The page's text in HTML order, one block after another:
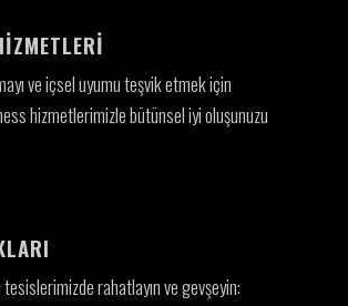
ve içsel uyumu teşvik etmek için
hizmetlerimizle bütünsel iyi oluşunuzu
rahatlayın ve gevşeyin: